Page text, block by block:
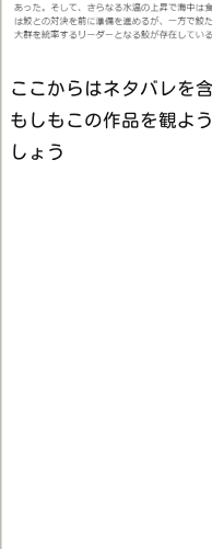
ここからはネタバレを
もしもこの作品を観よ
しょう